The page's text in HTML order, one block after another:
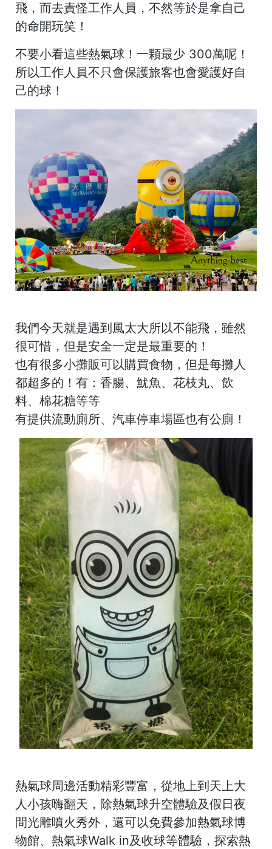
飛，而去責怪工作人員，不然等於是拿自己
的命開玩笑！
不要小看這些熱氣球！一顆最少 300萬呢！
所以工作人員不只會保護旅客也會愛護好自
己的球！
我們今天就是遇到風太大所以不能飛，雖然
很可惜，但是安全一定是最重要的！
也有很多小攤販可以購買食物，但是每攤人
都超多的！有：香腸、魷魚、花枝丸、飲
料、棉花糖等等
有提供流動廁所、汽車停車場區也有公廁！
熱氣球周邊活動精彩豐富，從地上到天上大
人小孩嗨翻天， 除熱氣球升空體驗及假日夜
間光雕噴火秀外，還可以免費參加熱氣球博
物館、熱氣球Walk in及收球等體驗，探索熱